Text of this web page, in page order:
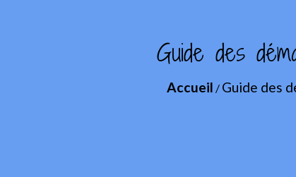
Guide des
Accueil / Guide des